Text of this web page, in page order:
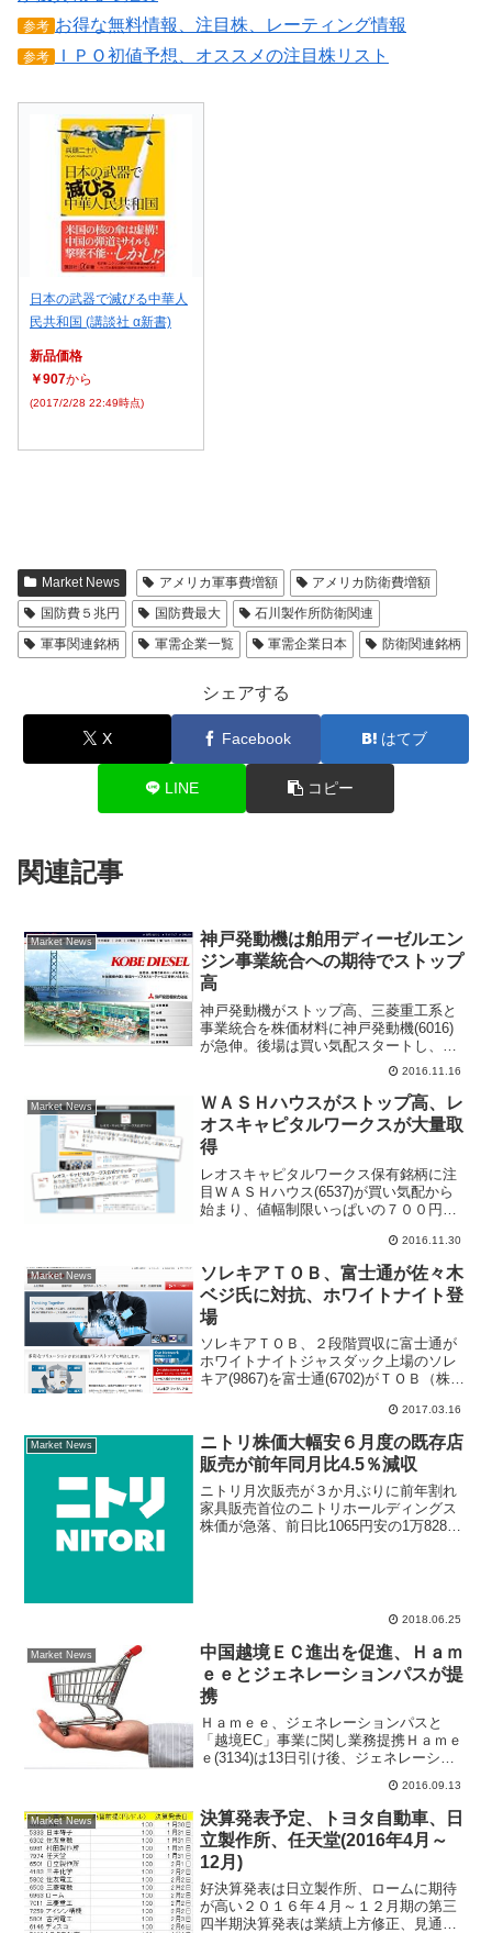
参考 お得な無料情報、注目株、レーティング情報
参考 ＩＰＯ初値予想、オススメの注目株リスト
日本の武器で滅びる中華人
民共和国 (講談社 α新書)
新品価格
￥907から
(2017/2/28 22:49時点)
Market News アメリカ軍事費増額
アメリカ防衛費増額
国防費５兆円
国防費最大
石川製作所防衛関連
軍事関連銘柄
軍需企業一覧 軍需企業日本 防衛関連銘柄
シェアする
X Facebook はてブ
LINE コピー
関連記事
Market News
神戸発動機は舶用ディーゼルエン
ジン事業統合への期待でストップ
高
神戸発動機がストップ高、三菱重工系と
事業統合を株価材料に神戸発動機(6016)
が急伸。後場は買い気配スタートし、前
日比30円（33.7％）ストップ高水準の119
円まで買われている。同社は前週10日引
け後に、三菱重工業(7011)、三菱重工の...
2016.11.16
Market News
ＷＡＳＨハウスがストップ高、レ
オスキャピタルワークスが大量取
得
レオスキャピタルワークス保有銘柄に注
目ＷＡＳＨハウス(6537)が買い気配から
始まり、値幅制限いっぱいの７００円
なった。現在も東証マザーズ市場値上が
り率ランキングトップとなっている。マ
ーケット関係者による...
2016.11.30
Market News
ソレキアＴＯＢ、富士通が佐々木
ベジ氏に対抗、ホワイトナイト登
場
ソレキアＴＯＢ、２段階買収に富士通が
ホワイトナイトジャスダック上場のソレ
キア(9867)を富士通(6702)がＴＯＢ（株式
キア株式を１株３５００円で買い付け
る。買付け終了後にソレキアは富士通の
完全子会社と...
2017.03.16
Market News
ニトリ株価大幅安６月度の既存店
販売が前年同月比4.5％減収
ニトリ月次販売が３か月ぶりに前年割れ
家具販売首位のニトリホールディングス
株価が急落、前日比1065円安の1万8280
2018.06.25
Market News
中国越境ＥＣ進出を促進、Ｈａｍ
ｅｅとジェネレーションパスが提
携
Ｈａｍｅｅ、ジェネレーションパスと
「越境EC」事業に関し業務提携Ｈａｍｅ
ｅ(3134)は13日引け後、ジェネレーショ
た。「越境EC」事業に関するシステム構
築業務の協業、その他越境ＥＣ事業の運
用・拡大に...
2016.09.13
Market News
決算発表予定、トヨタ自動車、日
立製作所、任天堂(2016年4月～
12月)
好決算発表は日立製作所、ロームに期待
が高い２０１６年４月～１２月期の第三
四半期決算発表は業績上方修正、見通し